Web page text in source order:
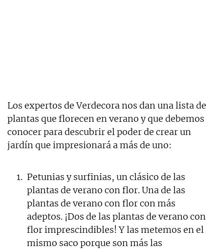
Los expertos de Verdecora nos dan una lista de
plantas que florecen en verano y que debemos
conocer para descubrir el poder de crear un
jardín que impresionará a más de uno:
Petunias y surfinias, un clásico de las
plantas de verano con flor. Una de las
plantas de verano con flor con más
adeptos. ¡Dos de las plantas de verano con
flor imprescindibles! Y las metemos en el
mismo saco porque son más las